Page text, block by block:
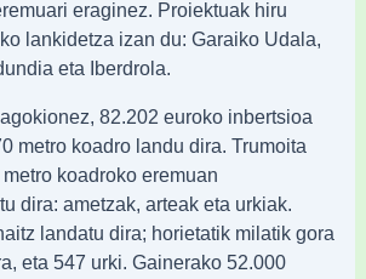
eraginez. Proiektuak hiru
lankidetza izan du: Garaiko Udala,
eta Iberdrola.
82.202 euroko inbertsioa
metro koadro landu dira. Trumoita
koadroko eremuan
dira: ametzak, arteak eta urkiak.
landatu dira; horietatik milatik gora
eta 547 urki. Gainerako 52.000